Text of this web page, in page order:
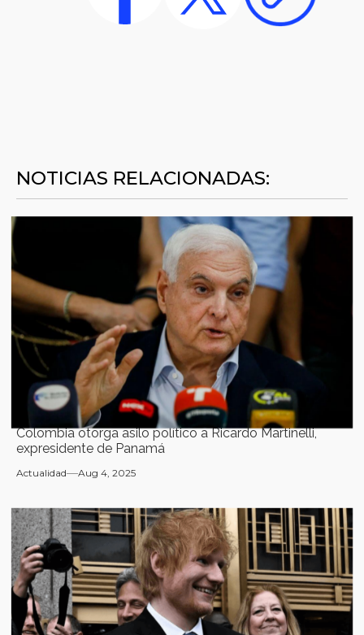
NOTICIAS RELACIONADAS:
Colombia otorga asilo político a Ricardo Martinelli,
expresidente de Panamá
Actualidad Aug 4, 2025